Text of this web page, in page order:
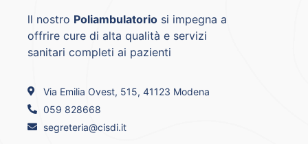
ll nostro Poliambulatorio si impegna a
offrire cure di alta qualità e servizi
sanitari completi ai pazienti
Via Emilia Ovest, 515, 41123 Modena
059 828668
segreteria@cisdi.it